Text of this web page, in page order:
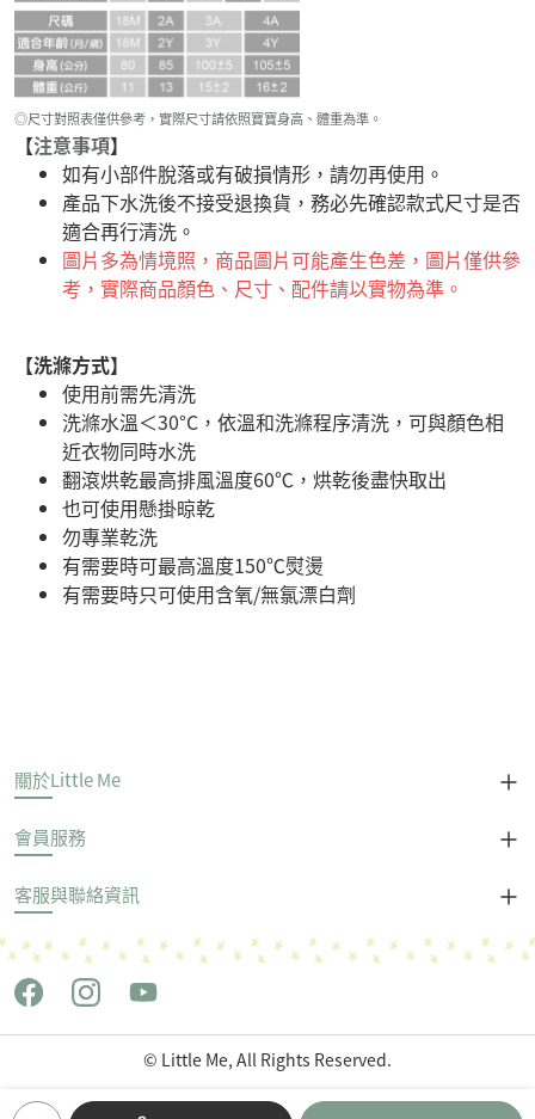
◎尺寸對照表僅供參考，實際尺寸請依照寶寶身高、體重為準。
【注意事項】
如有小部件脫落或有破損情形，請勿再使用。
產品下水洗後不接受退換貨，務必先確認款式尺寸是否
適合再行清洗。
圖片多為情境照，商品圖片可能產生色差，圖片僅供參
考，實際商品顏色、尺寸、配件請以實物為準。
【洗滌方式】
使用前需先清洗
洗滌水溫＜30°C，依溫和洗滌程序清洗，可與顏色相
近衣物同時水洗
翻滾烘乾最高排風溫度60℃，烘乾後盡快取出
也可使用懸掛晾乾
勿專業乾洗
有需要時可最高溫度150℃熨燙
有需要時只可使用含氧/無氯漂白劑
關於Little Me
會員服務
客服與聯絡資訊
© Little Me, All Rights Reserved.
Copyright © 世潮企業股份有限公司 All Rights Reserved.